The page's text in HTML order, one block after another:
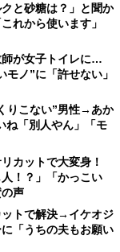
と砂糖は？」と聞か
れから使います」
師が女子トイレに…
ノ”に「許せない」
りこない”男性→あか
「別人やん」「モ
カットで大変身！
！？」「かっこい
声
トで解決→イケオジ
「うちの夫もお願い